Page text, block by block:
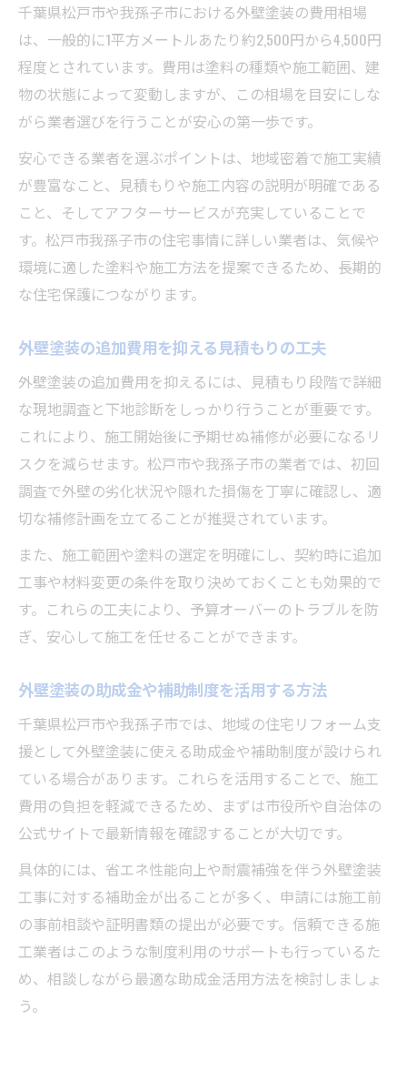
千葉県松戸市や我孫子市における外壁塗装の費用相場
は、一般的に1平方メートルあたり約2,500円から4,500円
程度とされています。費用は塗料の種類や施工範囲、建
物の状態によって変動しますが、この相場を目安にしな
がら業者選びを行うことが安心の第一歩です。
安心できる業者を選ぶポイントは、地域密着で施工実績
が豊富なこと、見積もりや施工内容の説明が明確である
こと、そしてアフターサービスが充実していることで
す。松戸市我孫子市の住宅事情に詳しい業者は、気候や
環境に適した塗料や施工方法を提案できるため、長期的
な住宅保護につながります。
外壁塗装の追加費用を抑える見積もりの工夫
外壁塗装の追加費用を抑えるには、見積もり段階で詳細
な現地調査と下地診断をしっかり行うことが重要です。
これにより、施工開始後に予期せぬ補修が必要になるリ
スクを減らせます。松戸市や我孫子市の業者では、初回
調査で外壁の劣化状況や隠れた損傷を丁寧に確認し、適
切な補修計画を立てることが推奨されています。
また、施工範囲や塗料の選定を明確にし、契約時に追加
工事や材料変更の条件を取り決めておくことも効果的で
す。これらの工夫により、予算オーバーのトラブルを防
ぎ、安心して施工を任せることができます。
外壁塗装の助成金や補助制度を活用する方法
千葉県松戸市や我孫子市では、地域の住宅リフォーム支
援として外壁塗装に使える助成金や補助制度が設けられ
ている場合があります。これらを活用することで、施工
費用の負担を軽減できるため、まずは市役所や自治体の
公式サイトで最新情報を確認することが大切です。
具体的には、省エネ性能向上や耐震補強を伴う外壁塗装
工事に対する補助金が出ることが多く、申請には施工前
の事前相談や証明書類の提出が必要です。信頼できる施
工業者はこのような制度利用のサポートも行っているた
め、相談しながら最適な助成金活用方法を検討しましょ
う。